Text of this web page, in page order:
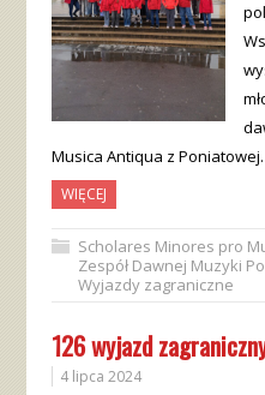
Musica Antiqua z
WIĘCEJ
Scholares Minores pro
Zespół Dawnej Muzyki
Wyjazdy zagraniczne
126 wyjazd
4 lipca 2024